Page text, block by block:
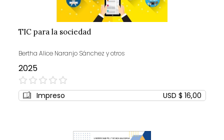
TIC para la sociedad
Bertha Alice Naranjo Sánchez y otros
2025
0%
Impreso USD $ 16,00